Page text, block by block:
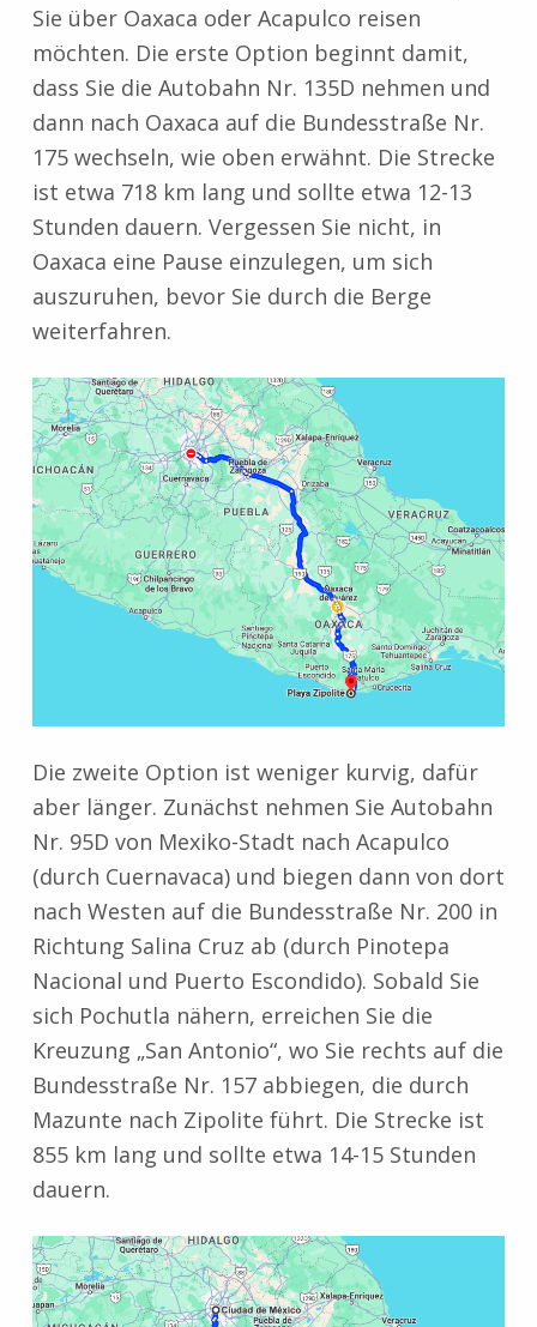
Sie über Oaxaca oder Acapulco reisen
möchten. Die erste Option beginnt damit,
dass Sie die Autobahn Nr. 135D nehmen und
dann nach Oaxaca auf die Bundesstraße Nr.
175 wechseln, wie oben erwähnt. Die Strecke
ist etwa 718 km lang und sollte etwa 12-13
Stunden dauern. Vergessen Sie nicht, in
Oaxaca eine Pause einzulegen, um sich
auszuruhen, bevor Sie durch die Berge
weiterfahren.
Die zweite Option ist weniger kurvig, dafür
aber länger. Zunächst nehmen Sie Autobahn
Nr. 95D von Mexiko-Stadt nach Acapulco
(durch Cuernavaca) und biegen dann von dort
nach Westen auf die Bundesstraße Nr. 200 in
Richtung Salina Cruz ab (durch Pinotepa
Nacional und Puerto Escondido). Sobald Sie
sich Pochutla nähern, erreichen Sie die
Kreuzung „San Antonio“, wo Sie rechts auf die
Bundesstraße Nr. 157 abbiegen, die durch
Mazunte nach Zipolite führt. Die Strecke ist
855 km lang und sollte etwa 14-15 Stunden
dauern.